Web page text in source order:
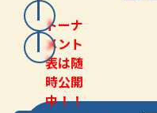
トーナ
メント
表は随
時公開
中！！